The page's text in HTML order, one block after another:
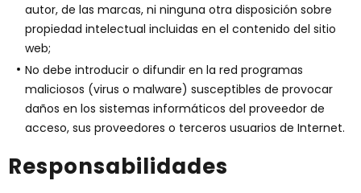
autor, de las marcas, ni ninguna otra disposición sobre
propiedad intelectual incluidas en el contenido del sitio
web;
No debe introducir o difundir en la red programas
maliciosos (virus o malware) susceptibles de provocar
daños en los sistemas informáticos del proveedor de
acceso, sus proveedores o terceros usuarios de Internet.
Responsabilidades